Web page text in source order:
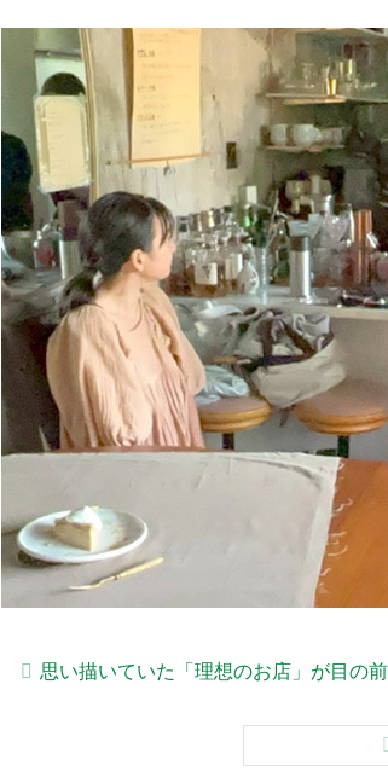
思い描いていた「理想のお店」が目の